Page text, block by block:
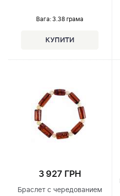
Вага: 3.38 грама
3 927 ГРН
Браслет с чередованием